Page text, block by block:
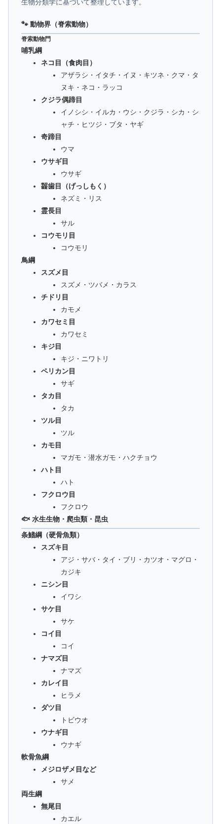
生物分類学に基づいて整理しています。
🐾 動物界（脊索動物）
脊索動物門
哺乳綱
ネコ目（食肉目）
アザラシ・イタチ・イヌ・キツネ・クマ・タ
ヌキ・ネコ・ラッコ
クジラ偶蹄目
イノシシ・イルカ・ウシ・クジラ・シカ・シ
ャチ・ヒツジ・ブタ・ヤギ
奇蹄目
ウマ
ウサギ目
ウサギ
齧歯目（げっしもく）
ネズミ・リス
霊長目
サル
コウモリ目
コウモリ
鳥綱
スズメ目
スズメ・ツバメ・カラス
チドリ目
カモメ
カワセミ目
カワセミ
キジ目
キジ・ニワトリ
ペリカン目
サギ
タカ目
タカ
ツル目
ツル
カモ目
マガモ・潜水ガモ・ハクチョウ
ハト目
ハト
フクロウ目
フクロウ
🐟 水生生物・爬虫類・昆虫
条鰭綱（硬骨魚類）
スズキ目
アジ・サバ・タイ・ブリ・カツオ・マグロ・
カジキ
ニシン目
イワシ
サケ目
サケ
コイ目
コイ
ナマズ目
ナマズ
カレイ目
ヒラメ
ダツ目
トビウオ
ウナギ目
ウナギ
軟骨魚綱
メジロザメ目など
サメ
両生綱
無尾目
カエル